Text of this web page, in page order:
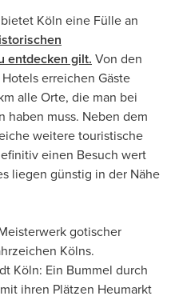
Köln eine Fülle an
entdecken gilt. Von den
erreichen Gäste
alle Orte, die man bei
haben muss. Neben dem
weitere touristische
einen Besuch wert
liegen günstig in der Nähe
gotischer
Kölns.
Köln: Ein Bummel durch
ihren Plätzen Heumarkt